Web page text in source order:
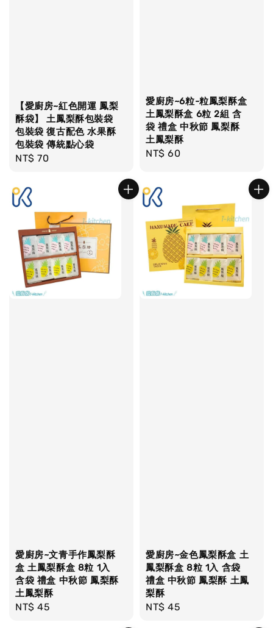
【愛廚房~紅色開運 鳳梨
酥袋】 土鳳梨酥包裝袋
包裝袋 復古配色 水果酥
包裝袋 傳統點心袋
Regular
NT$ 70
愛廚房~6粒-粒鳳梨酥盒
土鳳梨酥盒 6粒 2組 含
袋 禮盒 中秋節 鳳梨酥
土鳳梨酥
Regular
NT$ 60
愛廚房~文青手作鳳梨酥
盒 土鳳梨酥盒 8粒 1入
含袋 禮盒 中秋節 鳳梨酥
土鳳梨酥
Regular
NT$ 45
愛廚房~金色鳳梨酥盒 土
鳳梨酥盒 8粒 1入 含袋
禮盒 中秋節 鳳梨酥 土鳳
梨酥
Regular
NT$ 45